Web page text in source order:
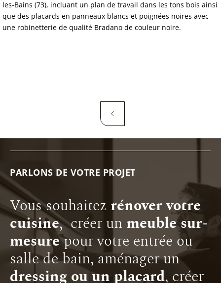
les-Bains (73), incluant un plan de travail dans les tons bois ainsi
que des placards en panneaux blancs et poignées noires avec
une robinetterie de qualité Bradano de couleur noire.
PARLONS DE VOTRE PROJET
Vous souhaitez rénover votre
cuisine, créer un meuble sur-
mesurepour votre entrée ou
salle de bain, aménager un
dressing ou un placard , créer